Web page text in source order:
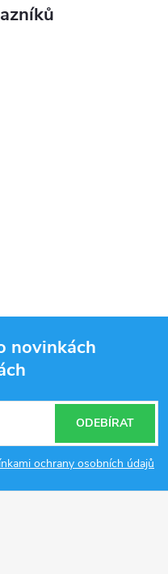
novinkách
ochrany osobních údajů
ODEBÍRAT